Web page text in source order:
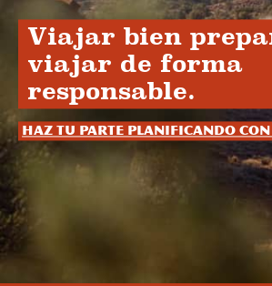
Viajar bien
viajar de forma
responsable.
Haz tu parte planificando